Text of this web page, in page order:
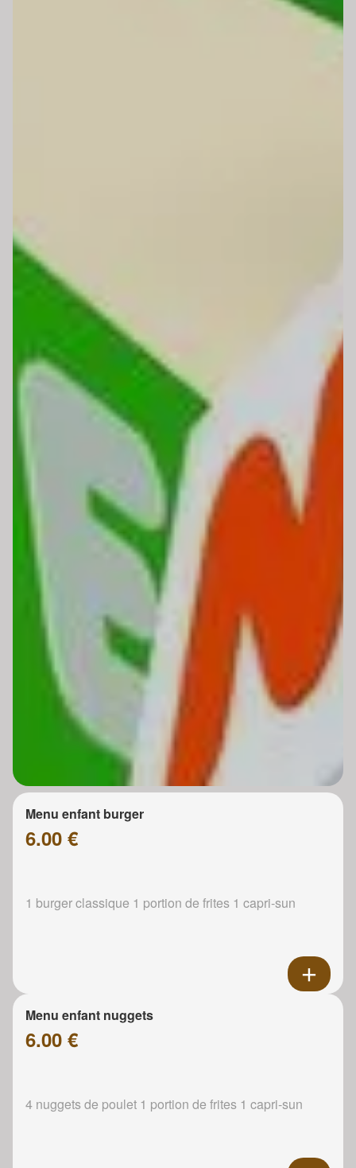
Menu enfant burger
6.00 €
1 burger classique 1 portion de frites 1 capri-sun
Menu enfant nuggets
6.00 €
4 nuggets de poulet 1 portion de frites 1 capri-sun